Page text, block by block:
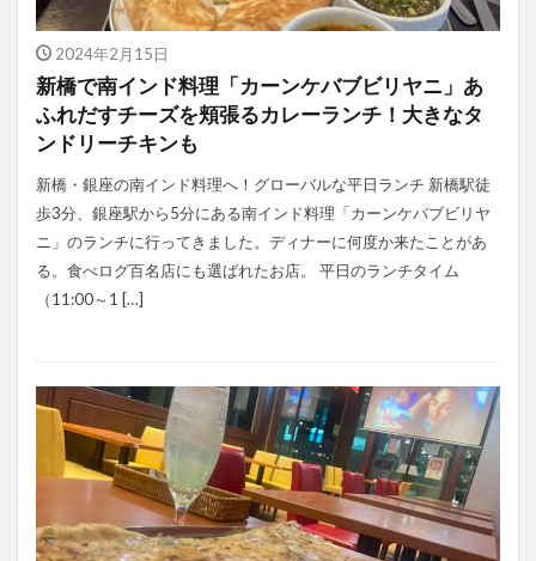
2024年2月15日
新橋で南インド料理「カーンケバブビリヤニ」あ
ふれだすチーズを頬張るカレーランチ！大きなタ
ンドリーチキンも
新橋・銀座の南インド料理へ！グローバルな平日ランチ 新橋駅徒
歩3分、銀座駅から5分にある南インド料理「カーンケバブビリヤ
ニ」のランチに行ってきました。ディナーに何度か来たことがあ
る。食べログ百名店にも選ばれたお店。 平日のランチタイム
（11:00～1 […]